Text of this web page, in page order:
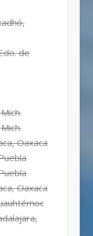
de
Oaxaca
Oaxaca